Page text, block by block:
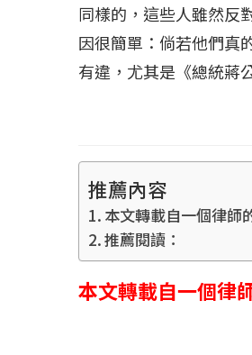
同樣的，這些人雖然反
因很簡單：倘若他們真
有違，尤其是《總統蔣
推薦內容
本文轉載自一個律師
推薦閱讀：
本文轉載自一個律